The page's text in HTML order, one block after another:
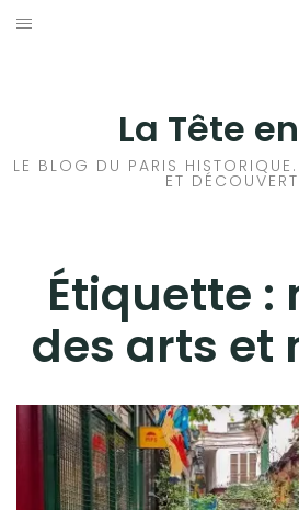
Aller
La Tête
LE BLOG DU PARIS
ET
Étiquette :
des arts et
HISTOIRES EN ILE DE FRANCE
VOYAGES À L’ÉTRANGER
CULTURES